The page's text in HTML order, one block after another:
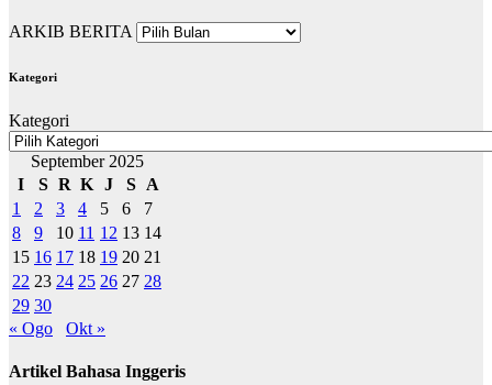
ARKIB BERITA
Kategori
Kategori
September 2025
I
S R K J S
A
1
2 3 4 5 6
7
8
9 10 11 12 13 14
15 16 17 18 19 20 21
22 23 24 25 26 27 28
29 30
« Ogo
Okt »
Artikel Bahasa Inggeris